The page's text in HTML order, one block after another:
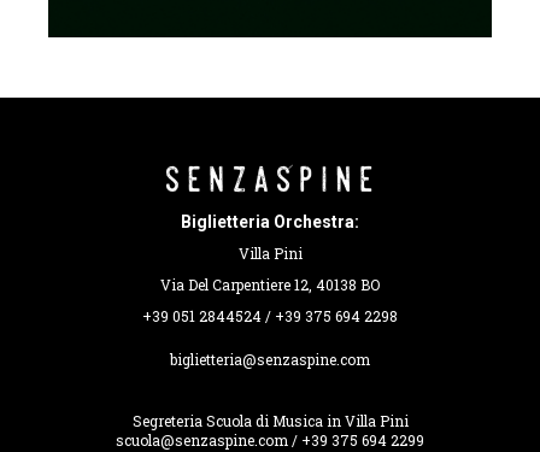
Biglietteria Orchestra:
Villa Pini
Via Del Carpentiere 12, 40138 BO
+39 051 2844524 / +39 375 694 2298
biglietteria@senzaspine.com
Segreteria Scuola di Musica in Villa Pini
scuola@senzaspine.com / +39 375 694 2299